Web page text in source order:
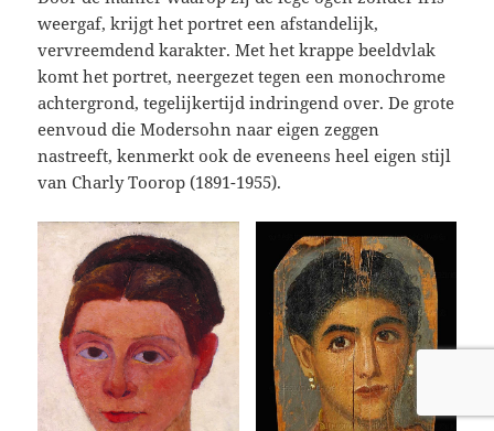
weergaf, krijgt het portret een afstandelijk,
vervreemdend karakter. Met het krappe beeldvlak
komt het portret, neergezet tegen een monochrome
achtergrond, tegelijkertijd indringend over. De grote
eenvoud die Modersohn naar eigen zeggen
nastreeft, kenmerkt ook de eveneens heel eigen stijl
van Charly Toorop (1891-1955).